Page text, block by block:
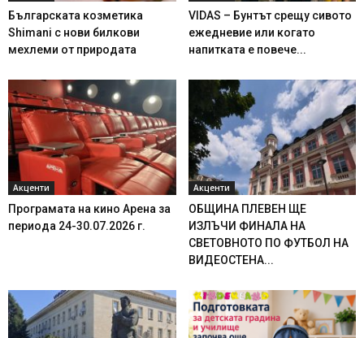
Българската козметика
Shimani с нови билкови
мехлеми от природата
VIDAS – Бунтът срещу сивото
ежедневие или когато
напитката е повече...
Акценти
Програмата на кино Арена за
периода 24-30.07.2026 г.
Акценти
ОБЩИНА ПЛЕВЕН ЩЕ
ИЗЛЪЧИ ФИНАЛА НА
СВЕТОВНОТО ПО ФУТБОЛ НА
ВИДЕОСТЕНА...